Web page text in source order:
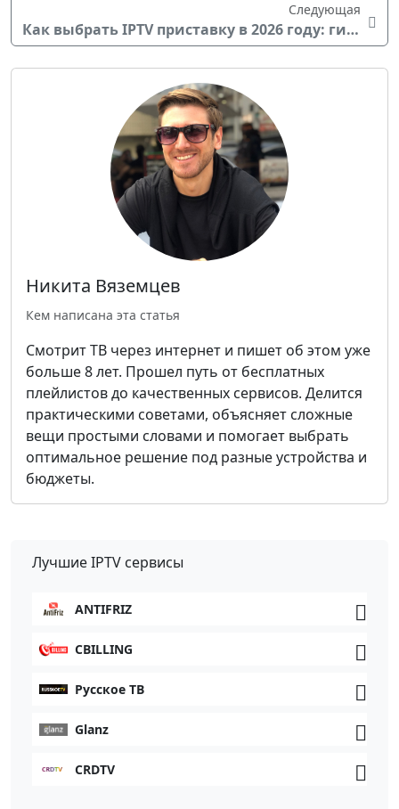
Следующая
Как выбрать IPTV приставку в 2026 году: гид по критериям и лучшим моделям
Никита Вяземцев
Кем написана эта статья
Смотрит ТВ через интернет и пишет об этом уже
больше 8 лет. Прошел путь от бесплатных
плейлистов до качественных сервисов. Делится
практическими советами, объясняет сложные
вещи простыми словами и помогает выбрать
оптимальное решение под разные устройства и
бюджеты.
Лучшие IPTV сервисы
ANTIFRIZ
CBILLING
Русское ТВ
Glanz
CRDTV